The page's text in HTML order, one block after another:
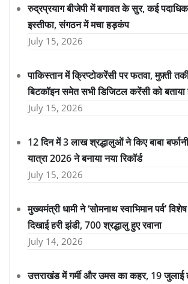
रुद्रप्रयाग बीजेपी में बगावत के सुर, कई
इस्तीफा, संगठन में मचा हड़कंप
July 15, 2026
पाकिस्तान में क्रिप्टोकरेंसी पर फतवा, मुफ़्ती
बिटकॉइन समेत सभी डिजिटल करेंसी को बताया
July 15, 2026
12 दिन में 3 लाख श्रद्धालुओं ने किए बाबा
यात्रा 2026 ने बनाया नया रिकॉर्ड
July 15, 2026
मुख्यमंत्री धामी ने ‘सोमनाथ स्वाभिमान पर्व’
दिखाई हरी झंडी, 700 श्रद्धालु हुए रवाना
July 14, 2026
उत्तराखंड में गर्मी और उमस का कहर, 19